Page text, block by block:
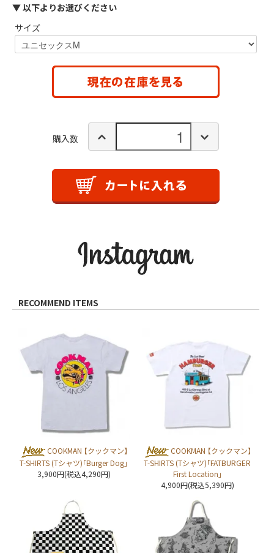
▼ 以下よりお選びください
サイズ
購入数
RECOMMEND ITEMS
COOKMAN 【クックマン】
T-SHIRTS (Tシャツ)「Burger Dog」
3,900円(税込4,290円)
COOKMAN 【クックマン】
T-SHIRTS (Tシャツ)「FATBURGER
First Location」
4,900円(税込5,390円)